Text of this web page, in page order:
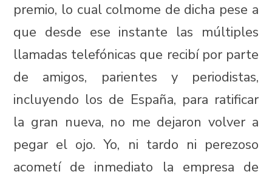
premio, lo cual colmome de dicha pese a
que desde ese instante las múltiples
llamadas telefónicas que recibí por parte
de amigos, parientes y periodistas,
incluyendo los de España, para ratificar
la gran nueva, no me dejaron volver a
pegar el ojo. Yo, ni tardo ni perezoso
acometí de inmediato la empresa de